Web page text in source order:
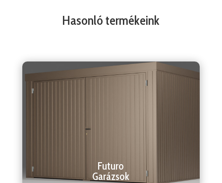
Hasonló termékeink
Futuro
Garázsok